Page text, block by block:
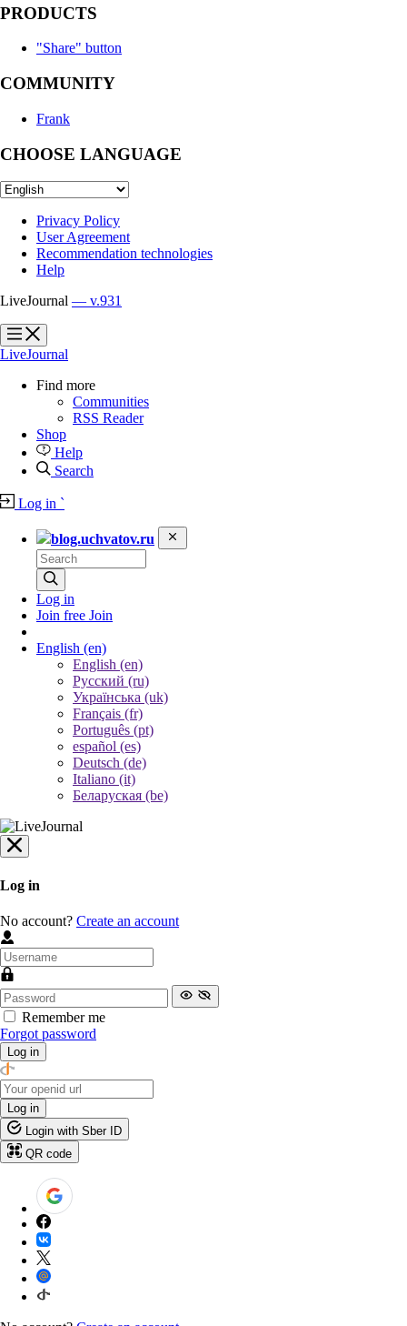
PRODUCTS
"Share" button
COMMUNITY
Frank
CHOOSE LANGUAGE
Privacy Policy
User Agreement
Recommendation technologies
Help
LiveJournal — v.931
?
?
LiveJournal
Find more
Communities
RSS Reader
Shop
Help
Search
Log in `
blog.uchvatov.ru
Log in
Join free Join
English (en)
English (en)
Русский (ru)
Українська (uk)
Français (fr)
Português (pt)
español (es)
Deutsch (de)
Italiano (it)
Беларуская (be)
Log in
No account? Create an account
Remember me
Forgot password
Log in
Log in
Login with Sber ID
QR code